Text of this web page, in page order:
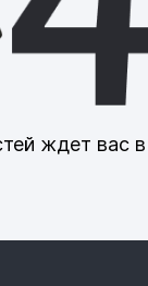
ждет вас в